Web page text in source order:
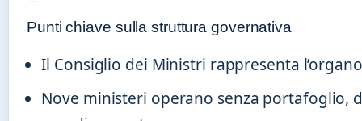
Punti chiave sulla struttura governativa
Il Consiglio dei Ministri rappresenta
Nove ministeri operano senza portafoglio,